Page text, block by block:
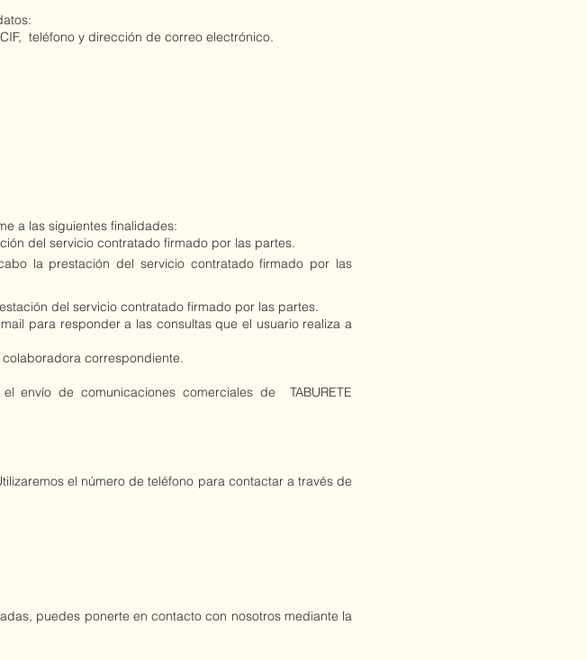
teléfono y dirección de correo electrónico.
a las siguientes finalidades:
del servicio contratado firmado por las partes.
la prestación del servicio contratado firmado por las
del servicio contratado firmado por las partes.
para responder a las consultas que el usuario realiza a
correspondiente.
envío de comunicaciones comerciales de TABURETE
el número de teléfono para contactar a través de
puedes ponerte en contacto con nosotros mediante la